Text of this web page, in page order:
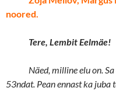
noored.
Tere, Lembit Eelmäe!
Näed, milline elu on.
53ndat. Pean ennast ka juba